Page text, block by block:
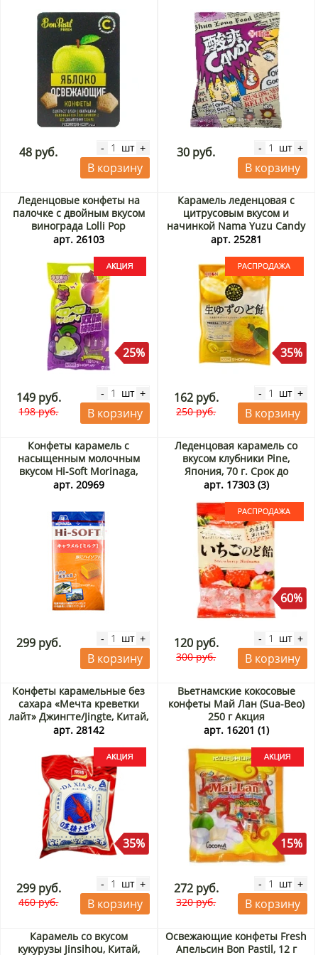
48 руб. - шт +
В корзину
30 руб. - шт +
В корзину
Леденцовые конфеты на
палочке с двойным вкусом
винограда Lolli Pop
Guandong Lefen, Китай, 78 г
арт. 26103
25%
149 руб.
198 руб.
- шт +
В корзину
Карамель леденцовая с
цитрусовым вкусом и
начинкой Nama Yuzu Candy
Ribon, Япония, 48 г. Срок до
арт. 25281
35%
162 руб.
250 руб.
- шт +
В корзину
Конфеты карамель с
насыщенным молочным
вкусом Hi-Soft Morinaga,
Япония, 58,8 г
арт. 20969
299 руб. - шт +
В корзину
Леденцовая карамель со
вкусом клубники Pine,
Япония, 70 г. Срок до
31.08.2026. Распродажа
арт. 17303 (3)
60%
120 руб.
300 руб.
- шт +
В корзину
Конфеты карамельные без
сахара «Мечта креветки
лайт» Джингте/Jingte, Китай,
308 г Акция
арт. 28142
35%
299 руб.
460 руб.
- шт +
В корзину
Вьетнамские кокосовые
конфеты Май Лан (Sua-Beo)
250 г Акция
арт. 16201 (1)
15%
272 руб.
320 руб.
- шт +
В корзину
Карамель со вкусом
кукурузы Jinsihou, Китай,
Освежающие конфеты Fresh
Апельсин Bon Pastil, 12 г